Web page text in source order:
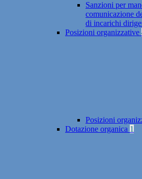
Sanzioni per
comunicazione
di incarichi
Posizioni organizzative
Posizioni
Dotazione organica 1